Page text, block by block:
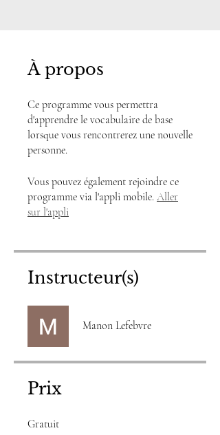
À propos
Ce programme vous permettra
d'apprendre le vocabulaire de base
lorsque vous rencontrerez une nouvelle
personne.
Vous pouvez également rejoindre ce
programme via l'appli mobile. Aller
sur l'appli
Instructeur(s)
Manon Lefebvre
Prix
Gratuit